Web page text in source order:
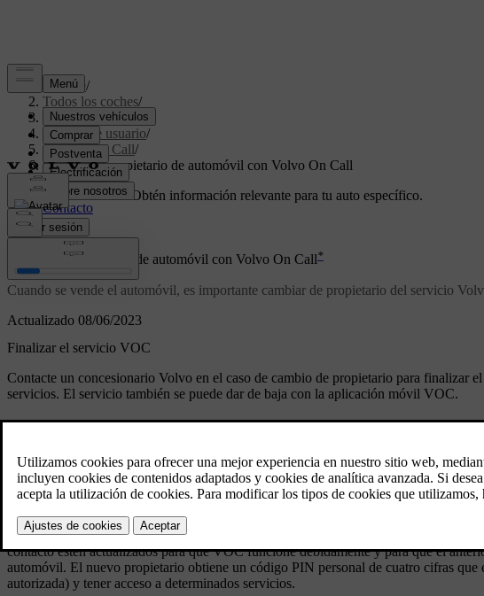
Soporte/
Todos los coches/
V70 2016 /
Manual de usuario/
Volvo On Call/
Cambio de propietario de automóvil con Volvo On Call
Soporte personalizado Obtén información relevante para tu auto específico.
Iniciar sesión
Actualizado 08/06/2023
Cambio de propietario de automóvil con Volvo On Call*
Cuando se vende el automóvil, es importante cambiar de propietario del servicio
Finalizar el servicio VOC
Contacte un concesionario Volvo en el caso de cambio de propietario para finalizar
servicios. El servicio también se puede dar de baja con la aplicación móvil VOC.
Iniciar el servicio VOC
Al comprar un vehículo usado con VOC:
El nuevo propietario contacta con su concesionario que traspasa el tiempo restante
contacto estén actualizados para que VOC funcione debidamente y para que el
automóvil. El nuevo propietario obtiene un código PIN personal de cuatro cifras que
autorizada) y tener acceso a determinados servicios.